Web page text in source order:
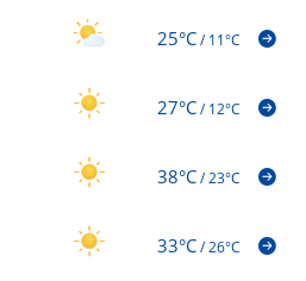
25°C/11°C
27°C/12°C
38°C/23°C
33°C/26°C